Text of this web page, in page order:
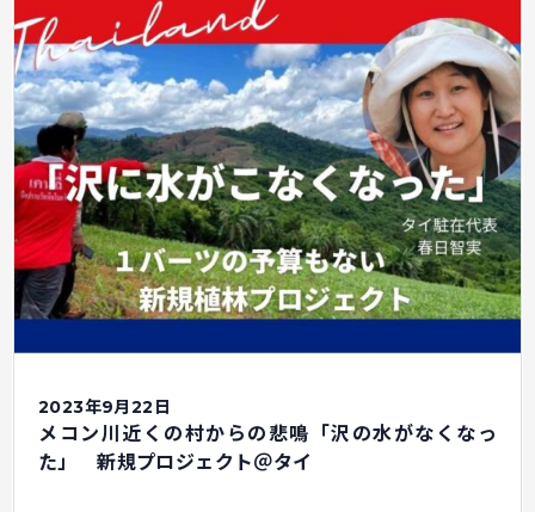
2023年9月22日
メコン川近くの村からの悲鳴「沢の水がなくなっ
た」 新規プロジェクト＠タイ